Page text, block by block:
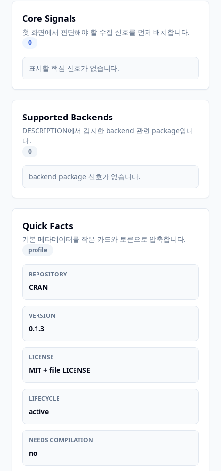
Core Signals
첫 화면에서 판단해야 할 수집 신호를 먼저 배치합니다.
0
표시할 핵심 신호가 없습니다.
Supported Backends
DESCRIPTION에서 감지한 backend 관련 package입니
다.
0
backend package 신호가 없습니다.
Quick Facts
기본 메타데이터를 작은 카드와 토큰으로 압축합니다.
profile
REPOSITORY
CRAN
VERSION
0.1.3
LICENSE
MIT + file LICENSE
LIFECYCLE
active
NEEDS COMPILATION
no